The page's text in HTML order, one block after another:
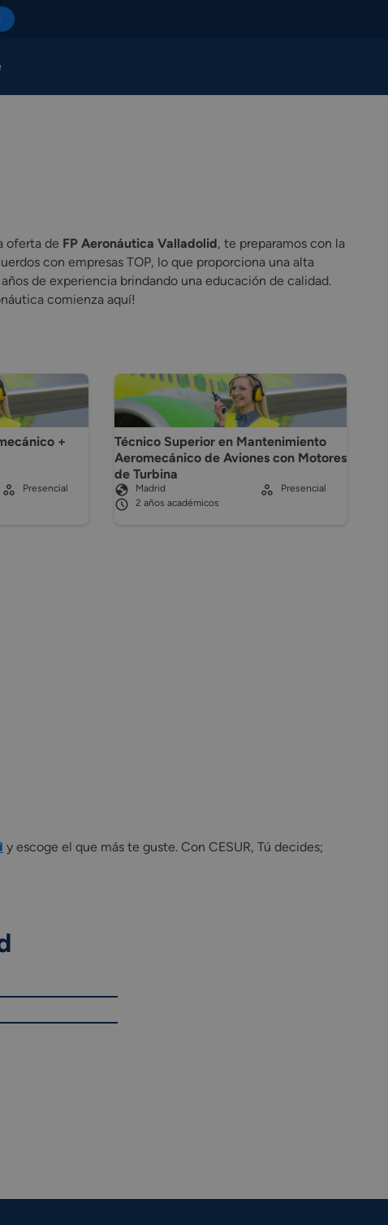
oferta de FP Aeronáutica Valladolid, te preparamos con la
con empresas TOP, lo que proporciona una alta
de experiencia brindando una educación de calidad.
comienza aquí!
+
Presencial
Técnico Superior en Mantenimiento
Aeromecánico de Aviones con Motores
de Turbina
Madrid
2 años académicos
Presencial
y escoge el que más te guste. Con CESUR, Tú decides;